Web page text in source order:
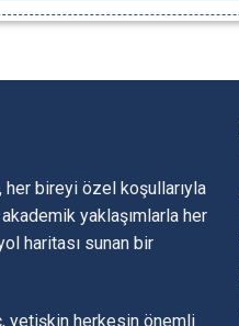
her bireyi özel koşullarıyla
yaklaşımlarla her
haritası sunan bir
yetişkin herkesin önemli